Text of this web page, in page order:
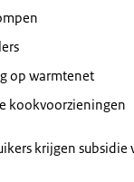
op warmtenet
kookvoorzieningen
krijgen subsidie